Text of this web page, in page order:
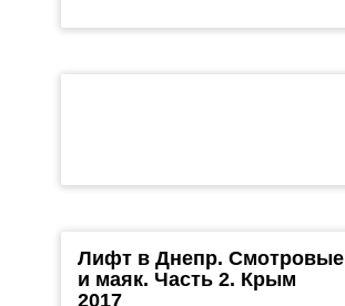
Лифт в Днепр. Смотровые
и маяк. Часть 2. Крым
2017